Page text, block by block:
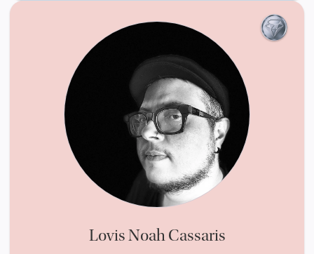
Lovis Noah Cassaris